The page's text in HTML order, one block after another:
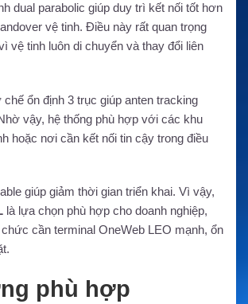
dual parabolic giúp duy trì kết nối tốt hơn
vệ tinh. Điều này rất quan trọng
vệ tinh luôn di chuyển và thay đổi liên
ổn định 3 trục giúp anten tracking
vậy, hệ thống phù hợp với các khu
hoặc nơi cần kết nối tin cậy trong điều
giúp giảm thời gian triển khai. Vì vậy,
là lựa chọn phù hợp cho doanh nghiệp,
cần terminal OneWeb LEO mạnh, ổn
phù hợp